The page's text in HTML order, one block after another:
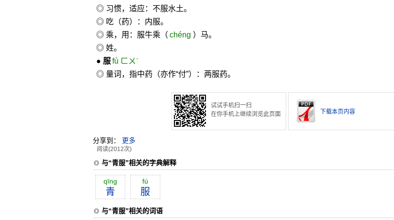
◎ 习惯，适应：不服水土。
◎ 吃（药）：内服。
◎ 乘，用：服牛乘（ chéng ）马。
◎ 姓。
● 服 fù ㄈㄨˋ
◎ 量词，指中药（亦作“付”）：两服药。
试试手机扫一扫
在你手机上继续浏览此页面
下载本页内容
分享到： 更多
阅读(2012次)
与“青服”相关的字典解释
qīng
青
fú
服
与“青服”相关的词语